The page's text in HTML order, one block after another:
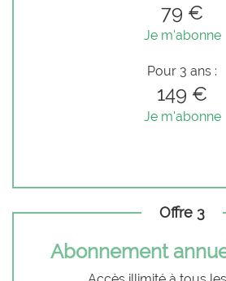
79 €
Je m'abonne
Pour 3 ans :
149 €
Je m'abonne
Offre 3
Abonnement